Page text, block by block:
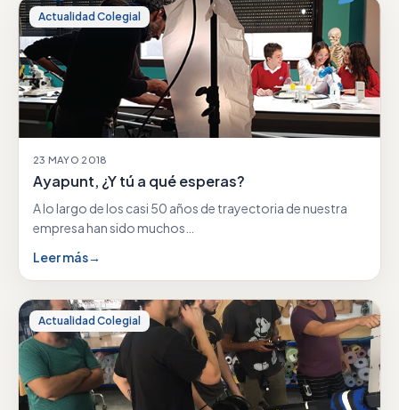
Actualidad Colegial
23 MAYO 2018
Ayapunt, ¿Y tú a qué esperas?
A lo largo de los casi 50 años de trayectoria de nuestra
empresa han sido muchos…
Leer más→
Actualidad Colegial